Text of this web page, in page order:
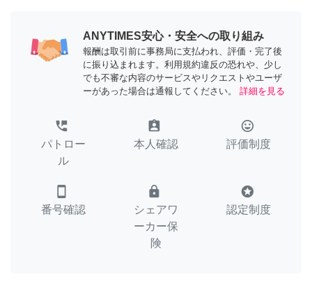
ANYTIMES安心・安全への取り組み
報酬は取引前に事務局に支払われ、評価・完了後
に振り込まれます。利用規約違反の恐れや、少し
でも不審な内容のサービスやリクエストやユーザ
ーがあった場合は通報してください。
詳細を見る
perm_phone_msg
パトロー
ル
assignment_ind
本人確認
tag_faces
評価制度
smartphone
番号確認
lock
シェアワ
ーカー保
険
stars
認定制度